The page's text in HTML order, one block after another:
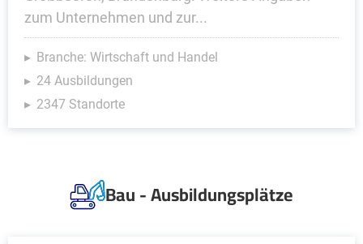
zum Unternehmen und zur...
Branche: Wirtschaft und Handel
24 Ausbildungen
2347 Standorte
Bau - Ausbildungsplätze